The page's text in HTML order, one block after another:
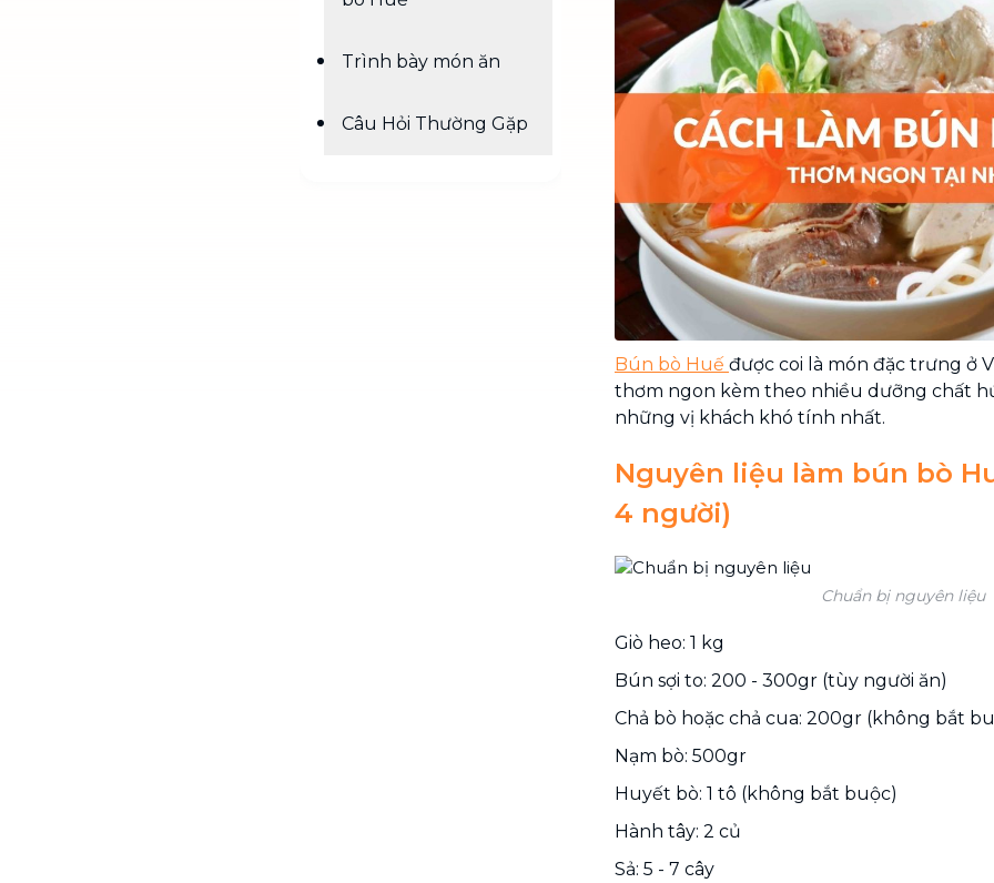
Chuyển nhà trọn gói, không lo dọn
dẹp nơi đi nơi đến
Vệ sinh công nghiệp NEW
Vệ sinh chuyên nghiệp cho văn
phòng, nhà xưởng, công trình lớn
Trình bày món ăn
Câu Hỏi Thường Gặp
Bún bò Huế được coi là món đặc trưng ở
thơm ngon kèm theo nhiều dưỡng chất
những vị khách khó tính nhất.
Nguyên liệu làm bún bò
4 người)
Chuẩn bị nguyên liệu
Giò heo: 1 kg
Bún sợi to: 200 - 300gr (tùy người ăn)
Chả bò hoặc chả cua: 200gr (không bắt
Nạm bò: 500gr
Huyết bò: 1 tô (không bắt buộc)
Hành tây: 2 củ
Sả: 5 - 7 cây